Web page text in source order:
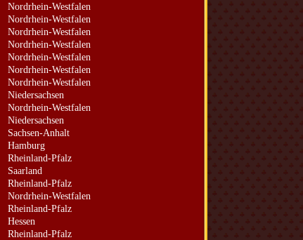
Nordrhein-Westfalen
Nordrhein-Westfalen
Nordrhein-Westfalen
Nordrhein-Westfalen
Nordrhein-Westfalen
Nordrhein-Westfalen
Nordrhein-Westfalen
Niedersachsen
Nordrhein-Westfalen
Niedersachsen
Sachsen-Anhalt
Hamburg
Rheinland-Pfalz
Saarland
Rheinland-Pfalz
Nordrhein-Westfalen
Rheinland-Pfalz
Hessen
Rheinland-Pfalz